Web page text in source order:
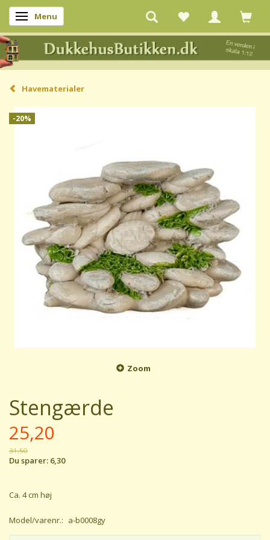
Skifte navigation
Menu
Havematerialer
-20%
Zoom
Stengærde
25,20
31,50
Du sparer: 6,30
Ca. 4 cm høj
Model/varenr.: a-b0008gy